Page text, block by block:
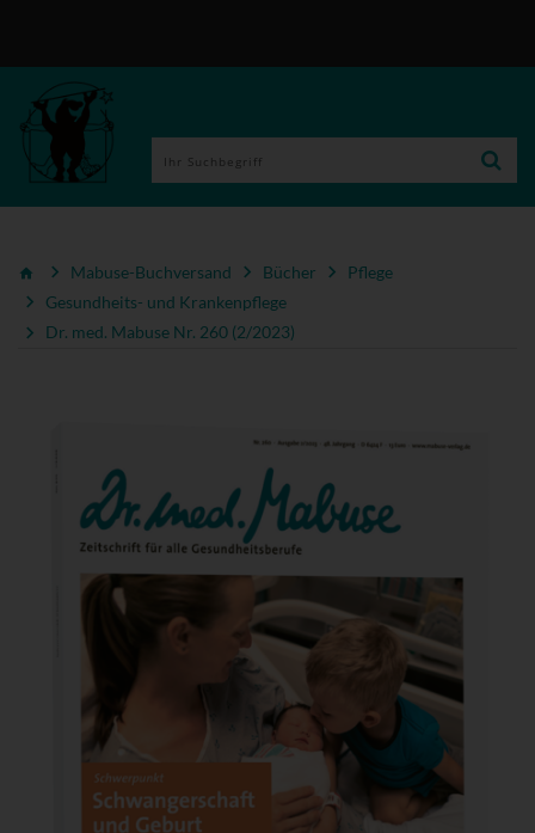
Mabuse-Buchversand Bücher
Pflege
Gesundheits- und Krankenpflege
Dr. med. Mabuse Nr. 260 (2/2023)